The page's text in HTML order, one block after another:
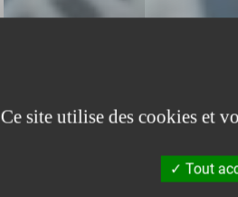
Ce site utilise des cookies et
Tout